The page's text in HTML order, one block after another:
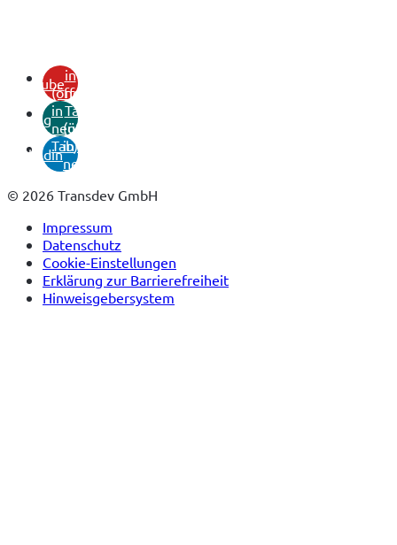
youtubein
neuem
Tab)
xing
(öffnet
in
neuem
Tab)
linkedin
(öffnet
in
neuem
© 2026 Transdev GmbH
Impressum
Datenschutz
Cookie-Einstellungen
Erklärung zur Barrierefreiheit
Hinweisgebersystem